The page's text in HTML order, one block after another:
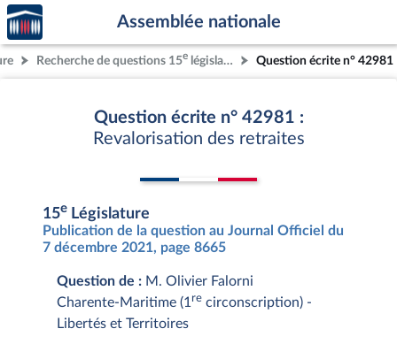
Aller au contenu
Aller en bas de la page
Accèder
à la
page
d'accueil
Assemblée nationale
Recherche de questions 15e législature Question écrite n° 42981
Question écrite n° 42981 :
Revalorisation des retraites
15e Législature
Publication de la question au Journal Officiel du
7 décembre 2021, page 8665
Question de : M. Olivier Falorni
Charente-Maritime (1 re circonscription) -
Libertés et Territoires